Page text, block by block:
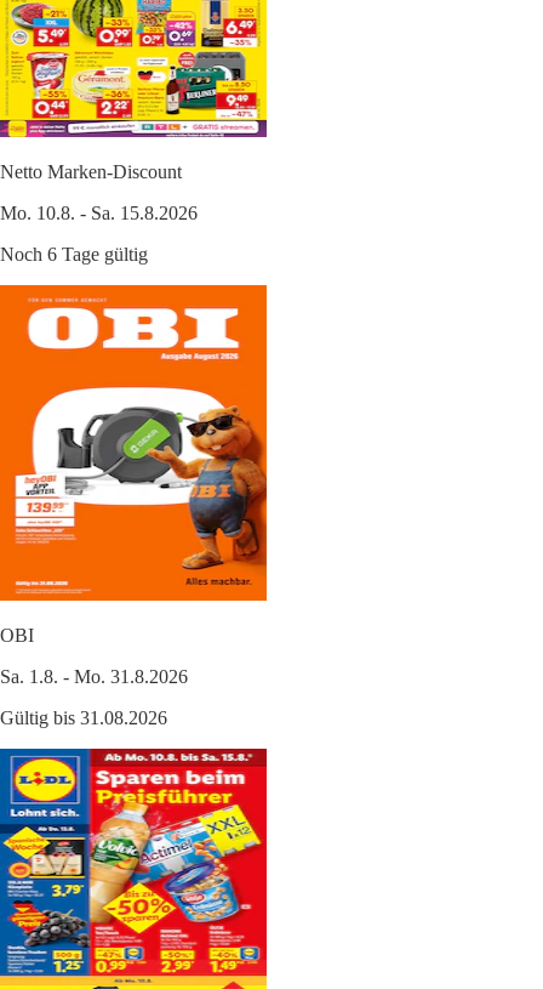
Netto Marken-Discount
Mo. 10.8. - Sa. 15.8.2026
Noch 6 Tage gültig
OBI
Sa. 1.8. - Mo. 31.8.2026
Gültig bis 31.08.2026